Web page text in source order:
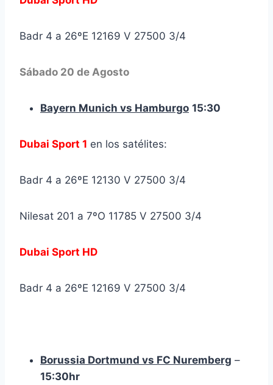
Badr 4 a 26ºE 12169 V 27500 3/4
Sábado 20 de Agosto
Bayern Munich vs Hamburgo 15:30
Dubai Sport 1 en los satélites:
Badr 4 a 26ºE 12130 V 27500 3/4
Nilesat 201 a 7ºO 11785 V 27500 3/4
Dubai Sport HD
Badr 4 a 26ºE 12169 V 27500 3/4
Borussia Dortmund vs FC Nuremberg –
15:30hr